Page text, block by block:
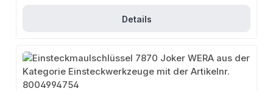
Details